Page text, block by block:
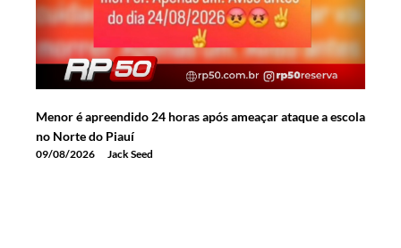
Menor é apreendido 24 horas após ameaçar ataque a escola
no Norte do Piauí
09/08/2026 Jack Seed